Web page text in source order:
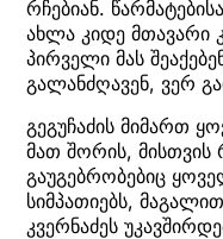
რჩებიან.
ახლა კიდე მთავარი
პირველი მას
გალანძღავენ, ვერ
გეგუჩაძის მიმართ
მათ შორის,
გაუგებრობებიც
სიმპათიებს,
კვერნაძეს